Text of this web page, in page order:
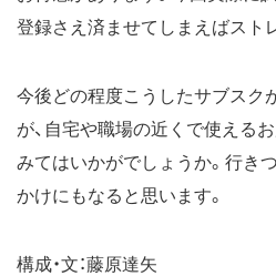
登録さえ済ませてしまえばスト
今後どの程度こうしたサブスク
が、自宅や職場の近くで使える
みてはいかがでしょうか。行き
かけにもなると思います。
構成・文：藤原達矢